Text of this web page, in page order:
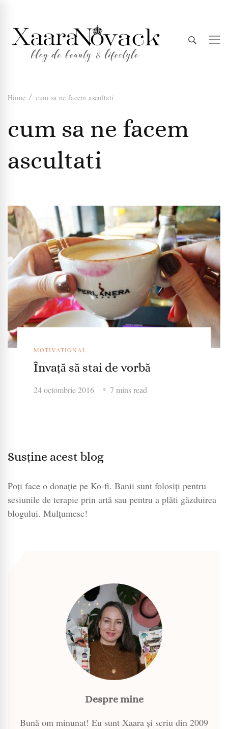
Xaara
Novack
Home cum sa ne facem ascultati
cum sa ne facem
ascultati
MOTIVATIONAL
Învață să stai de vorbă
24 octombrie 2016 7 mins read
Susține acest blog
Poți face o donație pe Ko-fi. Banii sunt folosiți pentru
sesiunile de terapie prin artă sau pentru a plăti găzduirea
blogului. Mulțumesc!
Despre mine
Bună om minunat! Eu sunt Xaara și scriu din 2009